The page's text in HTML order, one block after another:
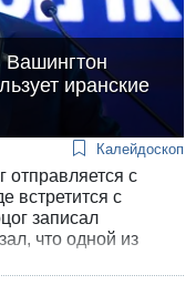
Вашингтон
иранские
Калейдоскоп
отправляется с
встретится с
записал
что одной из